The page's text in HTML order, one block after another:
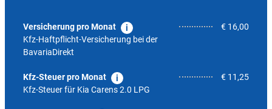
Versicherung pro Monat
Kfz-Haftpflicht-Versicherung bei der
BavariaDirekt
€ 16,00
Kfz-Steuer pro Monat
Kfz-Steuer für Kia Carens 2.0 LPG
€ 11,25